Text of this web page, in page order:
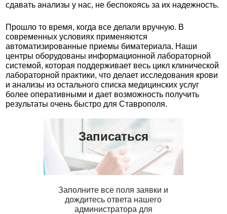
сдавать анализы у нас, не беспокоясь за их надежность.
Прошло то время, когда все делали вручную. В
современных условиях применяются
автоматизированные приемы биматериала. Наши
центры оборудованы информационной лабораторной
системой, которая поддерживает весь цикл клинической
лабораторной практики, что делает исследования крови
и анализы из остального списка медицинских услуг
более оперативными и дает возможность получить
результаты очень быстро для Ставрополя.
Записаться
Заполните все поля заявки и
дождитесь ответа нашего
администратора для